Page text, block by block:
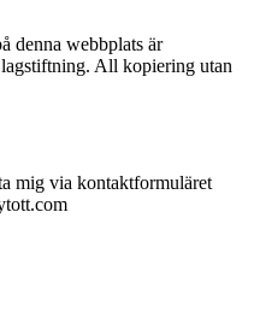
denna webbplats är
All kopiering utan
mig via kontaktformuläret